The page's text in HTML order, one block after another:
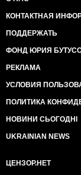
КОНТАКТНАЯ
ПОДДЕРЖАТЬ
ФОНД ЮРИЯ
РЕКЛАМА
УСЛОВИЯ
ПОЛИТИКА
НОВИНИ СЬОГОДНІ
UKRAINIAN NEWS
ЦЕНЗОР.НЕТ